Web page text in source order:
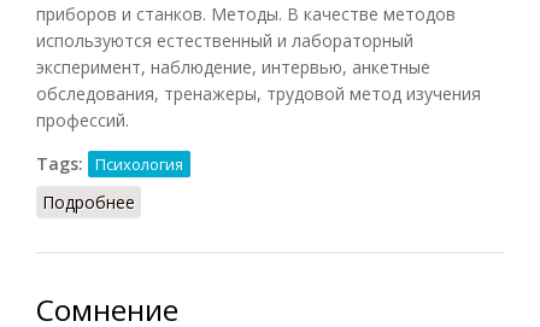
приборов и станков. Методы. В качестве методов
используются естественный и лабораторный
эксперимент, наблюдение, интервью, анкетные
обследования, тренажеры, трудовой метод изучения
профессий.
Tags:
Психология
Подробнее
Сомнение